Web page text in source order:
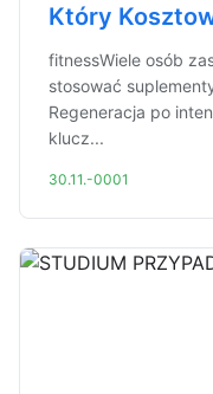
Który
fitnessWiele osób
stosować
Regeneracja po
klucz...
30.11.-0001